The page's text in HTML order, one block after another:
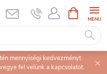
KOSÁR
mennyiségi kedvezményt
fel velünk a kapcsolatot.